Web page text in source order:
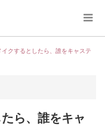
イクするとしたら、誰をキャステ
ら、誰をキャ